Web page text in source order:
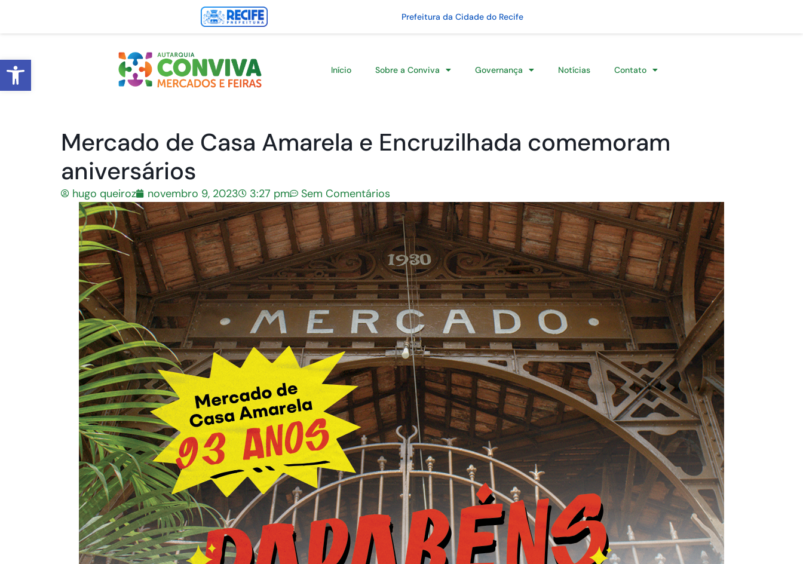
Abrir a barra de ferramentas
Prefeitura da Cidade do Recife
Início Sobre a Conviva Governança Notícias Contato
Mercado de Casa Amarela e Encruzilhada comemoram
aniversários
hugo queiroz novembro 9, 2023 3:27 pm Sem Comentários